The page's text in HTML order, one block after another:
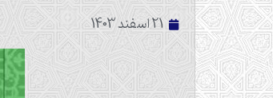
21 اسفند 1403